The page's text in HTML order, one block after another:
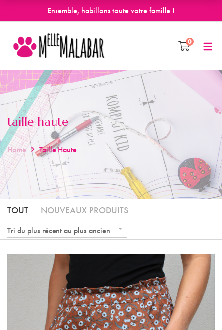
Ensemble, habillons toute votre famille !
0
taille haute
Home Taille Haute
TOUT NOUVEAUX PRODUITS
Tri du plus récent au plus ancien